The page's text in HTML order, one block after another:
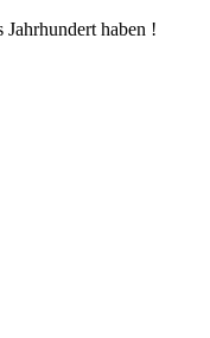
Jahrhundert haben !